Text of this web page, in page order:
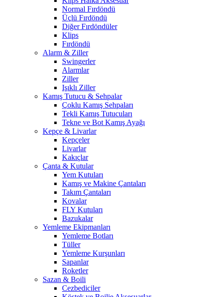
Normal Fırdöndü
Üçlü Fırdöndü
Diğer Fırdöndüler
Klips
Fırdöndü
Alarm & Ziller
Swingerler
Alarmlar
Ziller
Işıklı Ziller
Kamış Tutucu & Sehpalar
Çoklu Kamış Sehpaları
Tekli Kamış Tutucuları
Tekne ve Bot Kamış Ayağı
Kepçe & Livarlar
Kepçeler
Livarlar
Kakıçlar
Çanta & Kutular
Yem Kutuları
Kamış ve Makine Çantaları
Takım Çantaları
Kovalar
FLY Kutuları
Bazukalar
Yemleme Ekipmanları
Yemleme Botları
Tüller
Yemleme Kurşunları
Sapanlar
Roketler
Sazan & Boili
Cezbediciler